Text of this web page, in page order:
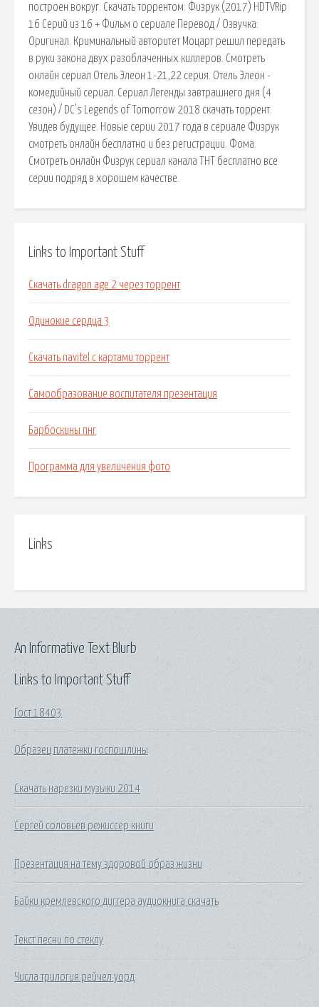
построен вокруг. Скачать торрентом: Физрук (2017) HDTVRip
16 Серий из 16 + Фильм о сериале Перевод / Озвучка:
Оригинал. Криминальный авторитет Моцарт решил передать
в руки закона двух разоблаченных киллеров. Смотреть
онлайн сериал Отель Элеон 1-21,22 серия. Отель Элеон -
комедийный сериал. Сериал Легенды завтрашнего дня (4
сезон) / DC's Legends of Tomorrow 2018 скачать торрент.
Увидев будущее. Новые серии 2017 года в сериале Физрук
смотреть онлайн бесплатно и без регистрации. Фома.
Смотреть онлайн Физрук сериал канала ТНТ бесплатно все
серии подряд в хорошем качестве.
Links to Important Stuff
Скачать dragon age 2 через торрент
Одинокие сердца 3
Скачать navitel с картами торрент
Самообразование воспитателя презентация
Барбоскины пнг
Программа для увеличения фото
Links
Links to Important Stuff
Гост 18403
Образец платежки госпошлины
Скачать нарезки музыки 2014
Сергей соловьев режиссер книги
Презентация на тему здоровой образ жизни
Байки кремлевского диггера аудиокнига скачать
Текст песни по стеклу
Числа трилогия рейчел уорд
An Informative Text Blurb